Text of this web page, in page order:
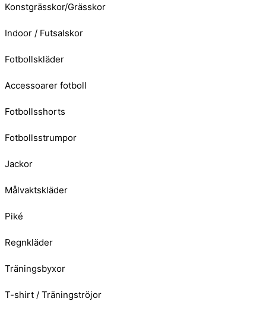
Konstgrässkor/Grässkor
Indoor / Futsalskor
Fotbollskläder
Accessoarer fotboll
Fotbollsshorts
Fotbollsstrumpor
Jackor
Målvaktskläder
Piké
Regnkläder
Träningsbyxor
T-shirt / Träningströjor